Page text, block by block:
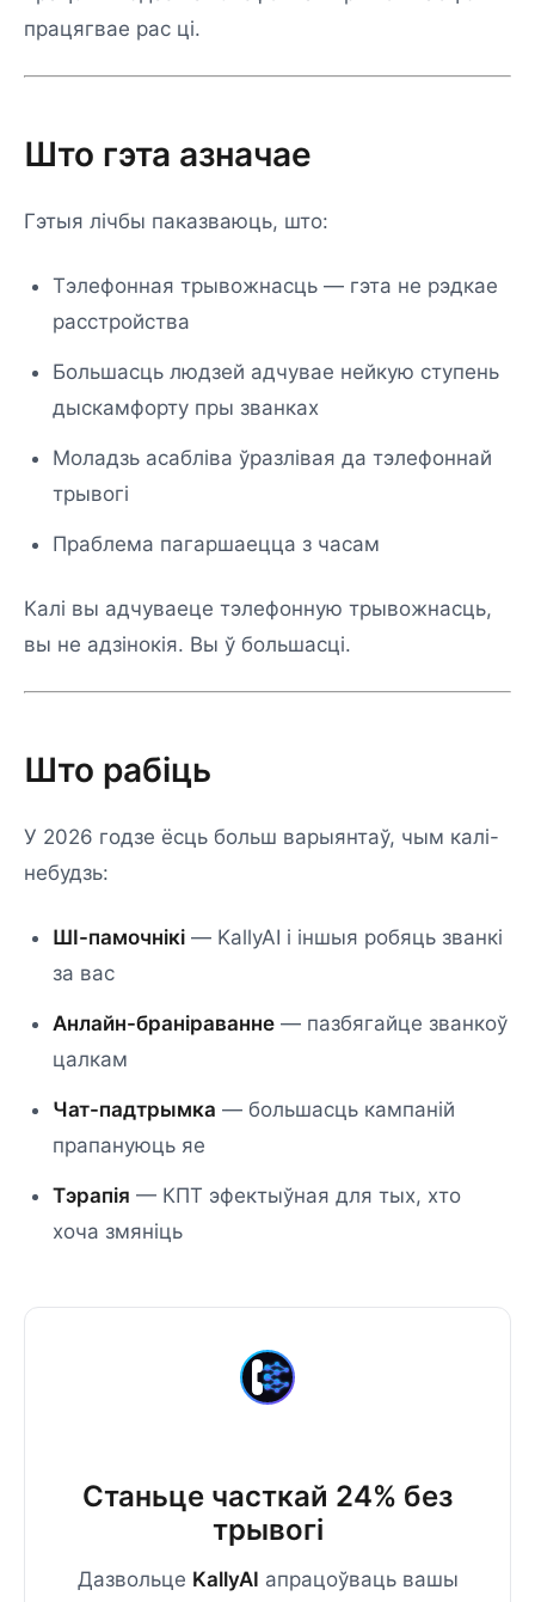
працягвае рас ці.
Што гэта азначае
Гэтыя лічбы паказваюць, што:
Тэлефонная трывожнасць — гэта не рэдкае
расстройства
Большасць людзей адчувае нейкую ступень
дыскамфорту пры званках
Моладзь асабліва ўразлівая да тэлефоннай
трывогі
Праблема пагаршаецца з часам
Калі вы адчуваеце тэлефонную трывожнасць,
вы не адзінокія. Вы ў большасці.
Што рабіць
У 2026 годзе ёсць больш варыянтаў, чым калі-
небудзь:
ШІ-памочнікі — KallyAI і іншыя робяць званкі
за вас
Анлайн-браніраванне — пазбягайце званкоў
цалкам
Чат-падтрымка — большасць кампаній
прапануюць яе
Тэрапія — КПТ эфектыўная для тых, хто
хоча змяніць
Станьце часткай 24% без
трывогі
Дазвольце KallyAI апрацоўваць вашы